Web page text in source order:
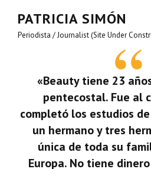
PATRICIA SIMÓN
Periodista / Journalist (Site Under
«Beauty tiene 23
pentecostal. Fue al
completó los estudios
un hermano y tres
única de toda su
Europa. No tiene